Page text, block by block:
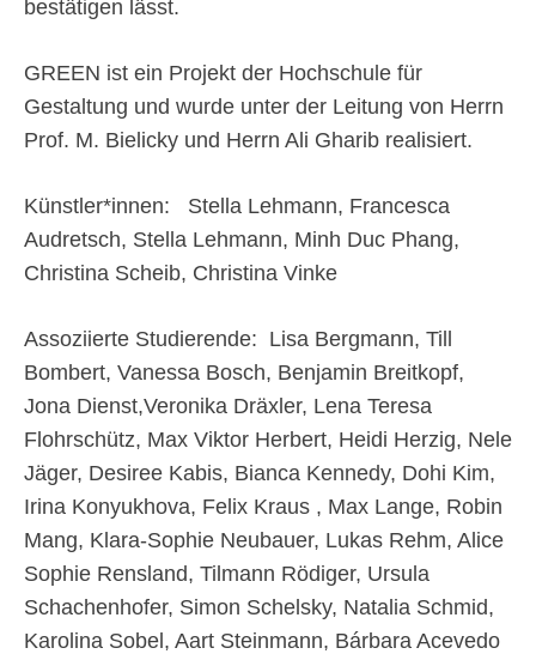
bestätigen lässt.
GREEN ist ein Projekt der Hochschule für
Gestaltung und wurde unter der Leitung von Herrn
Prof. M. Bielicky und Herrn Ali Gharib realisiert.
Künstler*innen: Stella Lehmann, Francesca
Audretsch, Stella Lehmann, Minh Duc Phang,
Christina Scheib, Christina Vinke
Assoziierte Studierende: Lisa Bergmann, Till
Bombert, Vanessa Bosch, Benjamin Breitkopf,
Jona Dienst,Veronika Dräxler, Lena Teresa
Flohrschütz, Max Viktor Herbert, Heidi Herzig, Nele
Jäger, Desiree Kabis, Bianca Kennedy, Dohi Kim,
Irina Konyukhova, Felix Kraus , Max Lange, Robin
Mang, Klara-Sophie Neubauer, Lukas Rehm, Alice
Sophie Rensland, Tilmann Rödiger, Ursula
Schachenhofer, Simon Schelsky, Natalia Schmid,
Karolina Sobel, Aart Steinmann, Bárbara Acevedo